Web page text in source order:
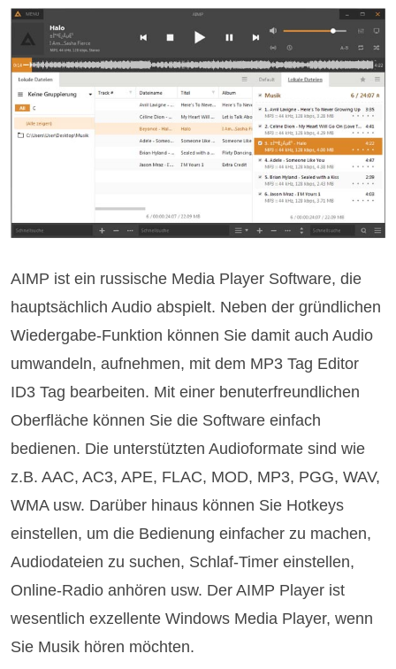
AIMP ist ein russische Media Player Software, die
hauptsächlich Audio abspielt. Neben der gründlichen
Wiedergabe-Funktion können Sie damit auch Audio
umwandeln, aufnehmen, mit dem MP3 Tag Editor
ID3 Tag bearbeiten. Mit einer benuterfreundlichen
Oberfläche können Sie die Software einfach
bedienen. Die unterstützten Audioformate sind wie
z.B. AAC, AC3, APE, FLAC, MOD, MP3, PGG, WAV,
WMA usw. Darüber hinaus können Sie Hotkeys
einstellen, um die Bedienung einfacher zu machen,
Audiodateien zu suchen, Schlaf-Timer einstellen,
Online-Radio anhören usw. Der AIMP Player ist
wesentlich exzellente Windows Media Player, wenn
Sie Musik hören möchten.